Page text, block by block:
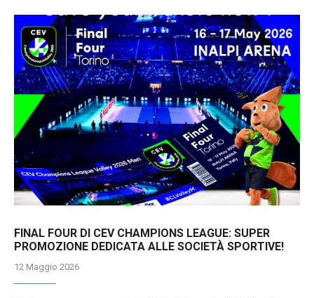
FINAL FOUR DI CEV CHAMPIONS LEAGUE: SUPER
PROMOZIONE DEDICATA ALLE SOCIETÀ SPORTIVE!
12 Maggio 2026